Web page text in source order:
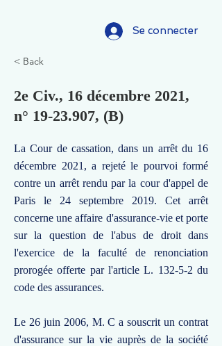
Se connecter
< Back
2e Civ., 16 décembre 2021,
n° 19-23.907, (B)
La Cour de cassation, dans un arrêt du 16
décembre 2021, a rejeté le pourvoi formé
contre un arrêt rendu par la cour d'appel de
Paris le 24 septembre 2019. Cet arrêt
concerne une affaire d'assurance-vie et porte
sur la question de l'abus de droit dans
l'exercice de la faculté de renonciation
prorogée offerte par l'article L. 132-5-2 du
code des assurances.
Le 26 juin 2006, M. C a souscrit un contrat
d'assurance sur la vie auprès de la société